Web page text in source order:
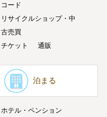
コード
リサイクルショップ・中
古売買
チケット
通販
泊まる
ホテル・ペンション